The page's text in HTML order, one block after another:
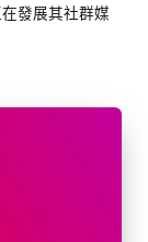
發展其社群媒